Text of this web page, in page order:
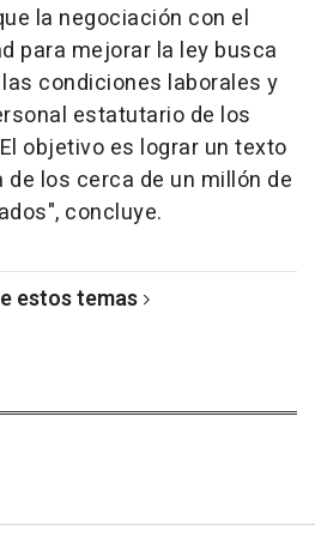
la negociación con el
para mejorar la ley busca
condiciones laborales y
estatutario de los
objetivo es lograr un texto
los cerca de un millón de
concluye.
estos temas